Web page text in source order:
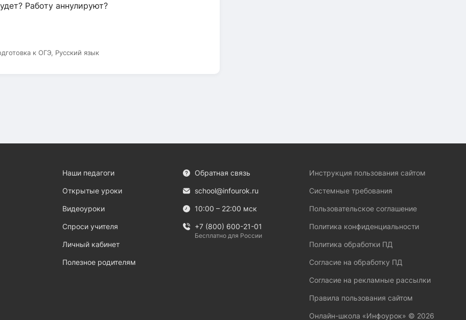
Работу аннулируют?
к ОГЭ, Русский язык
Наши педагоги
Открытые уроки
Видеоуроки
Спроси учителя
Личный кабинет
Полезное родителям
Обратная связь
school@infourok.ru
10:00 – 22:00 мск
+7 (800) 600-21-01
Бесплатно для России
Инструкция пользования сайтом
Системные требования
Пользовательское соглашение
Политика конфиденциальности
Политика обработки ПД
Согласие на обработку ПД
Согласие на рекламные рассылки
Правила пользования сайтом
Онлайн-школа «Инфоурок» © 2026